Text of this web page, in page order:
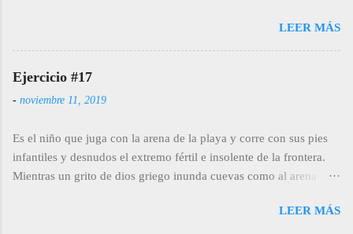
como milimétricamente podemos ver que le ocurre a las vetas
y a la corteza, incluso en invierno, de los árboles que ahora
hicieron lo mismo mi cuerpo se sentó delante con paciencia,
con una resignación mal entendida, con el tiempo del que tiene
después de amarilla como esta las hojas caye...
LEER MÁS
Ejercicio #17
- noviembre 11, 2019
Es el niño que juga con la arena de la playa y corre con sus pies
infantiles y desnudos el extremo fértil e insolente de la frontera.
Mientras un grito de dios griego inunda cuevas como al arena
efímero, la frontera fluye, quebradiza, entre el tartamudeoLEER MÁS